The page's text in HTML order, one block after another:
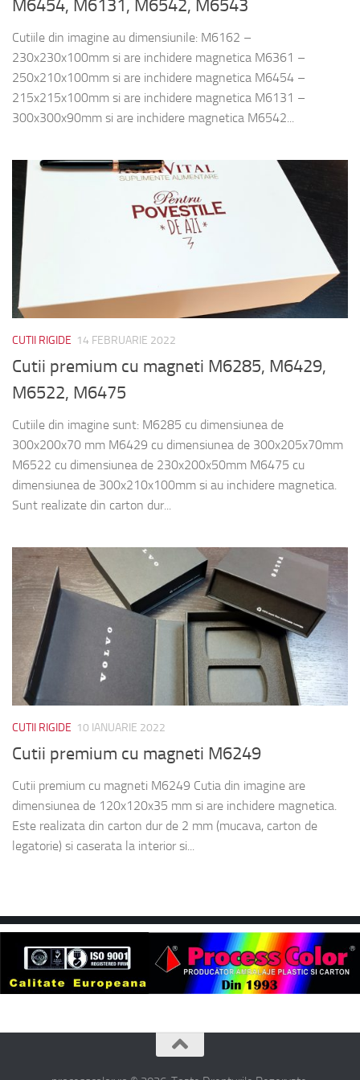
M6454, M6131, M6542, M6543
Cutiile din imagine au dimensiunile: M6162 –
230x230x100mm si are inchidere magnetica M6361 –
250x210x100mm si are inchidere magnetica M6454 –
215x215x100mm si are inchidere magnetica M6131 –
300x300x90mm si are inchidere magnetica M6542...
CUTII RIGIDE 14 FEBRUARIE 2022
Cutii premium cu magneti M6285, M6429,
M6522, M6475
Cutiile din imagine sunt: M6285 cu dimensiunea de
300x200x70 mm M6429 cu dimensiunea de 300x205x70mm
M6522 cu dimensiunea de 230x200x50mm M6475 cu
dimensiunea de 300x210x100mm si au inchidere magnetica.
Sunt realizate din carton dur...
CUTII RIGIDE 10 IANUARIE 2022
Cutii premium cu magneti M6249
Cutii premium cu magneti M6249 Cutia din imagine are
dimensiunea de 120x120x35 mm si are inchidere magnetica.
Este realizata din carton dur de 2 mm (mucava, carton de
legatorie) si caserata la interior si...